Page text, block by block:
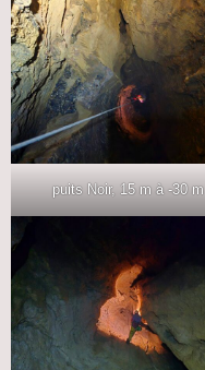
puits Noir, 15 m à -30 m